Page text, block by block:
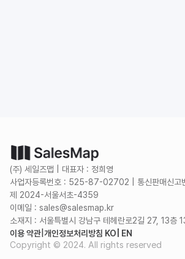
(주) 세일즈맵 | 대표자 : 정희영
사업자등록번호 : 525-87-02702 | 통신판매신고
제 2024-서울서초-4359
이메일 : sales@salesmap.kr
소재지 : 서울특별시 강남구 테헤란로2길 27, 13층
이용 약관 개인정보처리방침 KO | EN
Copyright © 2024. All rights reserved